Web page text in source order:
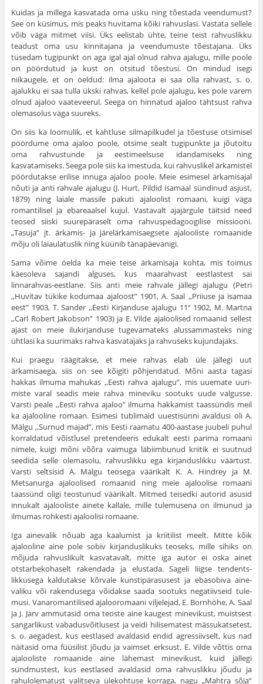
Kuidas ja millega kasvatada oma usku ning tõestada veendu­must?
See on küsimus, mis peaks huvitama kõiki rahvuslasi. Vastata sellele
võib väga mitmet viisi. Üks eelistab ühte, teine teist rahvuslikku
teadust oma usu kinnitajana ja veendumuste tõestajana. Üks
tüsedam tugipunkt on aga igal ajal olnud rahva ajalugu, mille poole
on pöördutud ja kust on otsitud tõestusi. On mindud isegi
niikaugele, et on öeldud: ilma ajaloota ei saa olla rahvast, s. o.
ajalukku ei saa tulla ükski rahvas, kellel pole ajalugu, kes pole varem
olnud aja­loo vaateveerul. Seega on hinnatud ajaloo tähtsust rahva
olemas­olus väga suureks.
On siis ka loomulik, et kahtluse silmapilkudel ja tõestuse otsi­misel
pöördume oma ajaloo poole, otsime sealt tugipunkte ja jõutoitu
oma rahvustunde ja eestimeelsuse idandamiseks ning
kasvatamiseks. Seega pole siis ka imestuda, kui rahvuslikel ärkamistel
pöördu­takse erilise innuga ajaloo poole. Meie esimesel ärkamisajal
nõuti ja anti rahvale ajalugu (J. Hurt, Pildid isamaal sündinud asjust,
1879) ning laiale massile pakuti ajaloolist romaani, kuigi väga
romantilisel ja ebareaalsel kujul. Vastavalt ajajärgule täitsid need
teosed siiski suurepäraselt oma rahvuspedagoogilise missiooni.
„Tasuja“ jt. ärkamis- ja järelärkamisaegsete ajalooliste romaanide
mõju oli laiaulatuslik ning küünib tänapäevanigi.
Sama võime öelda ka meie teise ärkamisaja kohta, mis toimus
käesoleva sajandi alguses, kus maarahvast eestlastest sai
linnarahvas-eestlane. Siis anti meie rahvale jällegi ajalugu (Petri
,,Huvi­tav tükike kodumaa ajaloost” 1901, A. Saal ,,Priiuse ja isamaa
eest” 1903, T. Sander ,,Eesti Kirjanduse ajalugu 11“ 1902, M. Martna
,,Carl Robert Jakobson” 1903) ja E. Vilde ajaloolised romaanid sellest
ajast on meie ilukirjanduse tugevamateks alus­sammasteks ning
ühtlasi ka suurimaks rahva kasvatajaks ja rahvu­seks kujundajaks.
Kui praegu räägitakse, et meie rahvas elab üle jällegi uut
ärkamisaega, siis on see kõigiti põhjendatud. Mõni aasta tagasi
hakkas ilmuma mahukas ,,Eesti rahva ajalugu”, mis uuemate uuri­
miste varal seadis meie rahva mineviku sootuks uude valgusse.
Varsti peale ,,Eesti rahva ajaloo” ilmuma hakkamist taassündis meil
ka ajalooline romaan. Esimesi tublimaid uuestisünni avaldusi oli A.
Mälgu ,,Surnud majad”, mis Eesti raamatu 400-aastase juu­beli puhul
korraldatud võistlusel pretendeeris edukalt eesti parima romaani
nimele, kuigi mõni võõra vaimuga läbiimbunud kriitik ei suutnud
seedida selle olemasolu, rahvuslikku ega kirjanduslikku väärtust.
Varsti seltsisid A. Mälgu teosega väärikalt K. A. Hindrey ja M.
Metsanurga ajaloolised romaanid ning meie ajaloolise romaani
taassünd oligi teostunud väärikalt. Mitmed teisedki autorid asusid
innukalt ajalooliste ainete kallale, mille tulemusena on ilmunud ja
ilmumas rohkesti ajaloolisi romaane.
Iga ainevalik nõuab aga kaalumist ja kriitilist meelt. Mitte kõik
ajalooline aine pole sobiv kirjanduslikuks teoseks, mille sihiks on
mõjuda rahvuslikult kasvatavalt, mitte iga autor ei oska ainet
otstarbekohaselt rakendada ja elustada. Sageli liigse tendents­
likkusega kaldutakse kõrvale kunstipärasusest ja ebasobiva aine­
valiku või rakendusega võidakse saada sootuks negatiivseid tule­
musi. Vanaromantilised ajalooromaani viljelejad, E. Bornhöhe, A. Saal
ja J. Järv ammutasid oma teoste aine kaugest minevikust, muistsest
sangarlikust vabadusvõitlusest ja veidi hilisematest mässu­katsetest,
s. o. aegadest, kus eestlased avaldasid endid agressiivselt, kus nad
näitasid oma füüsilist jõudu ja vaimset erksust. E. Vilde võttis oma
ajalooliste romaanide aine lähemast minevikust, kuid jällegi
sündmustest, kus eestlased avaldasid oma rahvuslikku jõudu ja
rahulolematust valitseva ülekohtuse korraga, nagu „Mahtra sõja“